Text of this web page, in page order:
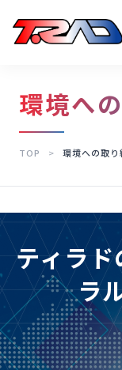
環境へ
TOP > 環境への取り
ティラ
ラ